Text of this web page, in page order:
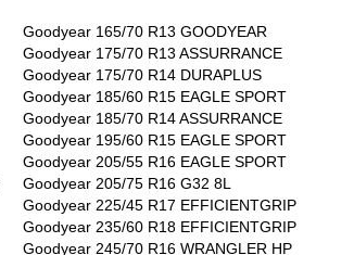
Goodyear 165/70 R13 GOODYEAR
Goodyear 175/70 R13 ASSURRANCE
Goodyear 175/70 R14 DURAPLUS
Goodyear 185/60 R15 EAGLE SPORT
Goodyear 185/70 R14 ASSURRANCE
Goodyear 195/60 R15 EAGLE SPORT
Goodyear 205/55 R16 EAGLE SPORT
Goodyear 205/75 R16 G32 8L
Goodyear 225/45 R17 EFFICIENTGRIP
Goodyear 235/60 R18 EFFICIENTGRIP
Goodyear 245/70 R16 WRANGLER HP